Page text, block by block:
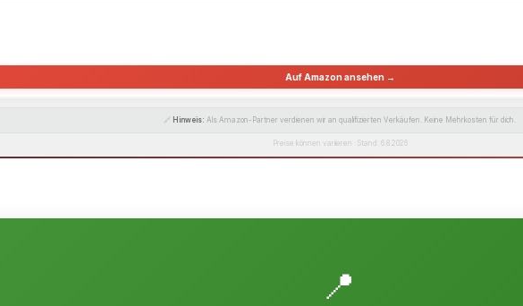
Auf Amazon ansehen →
🔗 Hinweis: Als Amazon-Partner verdienen wir an qualifizierten Verkäufen. Keine Mehrkosten für dich.
Preise können variieren · Stand: 6.8.2026
📍